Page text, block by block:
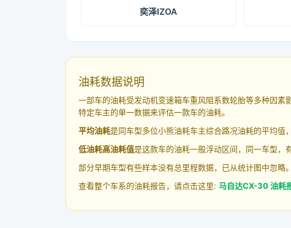
奕泽IZOA
油耗数据说明
一部车的油耗受发动机变速箱车重风阻系数轮胎等多种因
特定车主的单一数据来评估一款车的油耗。
平均油耗是同车型多位小熊油耗车主综合路况油耗的平均值
低油耗高油耗值是这款车的油耗一般浮动区间，同一车型，
部分早期车型有些样本没有总里程数据，已从统计图中忽略。
查看整个车系的油耗报告，请点击这里: 马自达CX-30 油耗